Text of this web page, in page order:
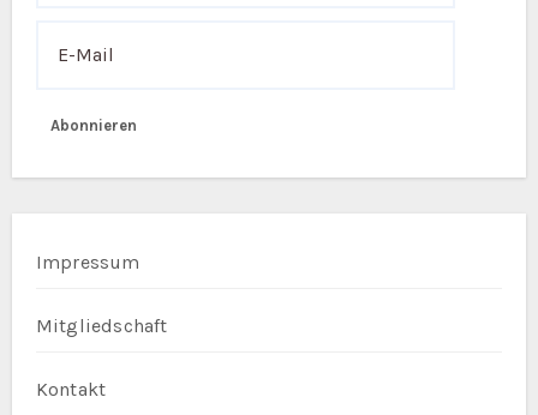
n
Abonnieren
Impressum
Mitgliedschaft
Kontakt